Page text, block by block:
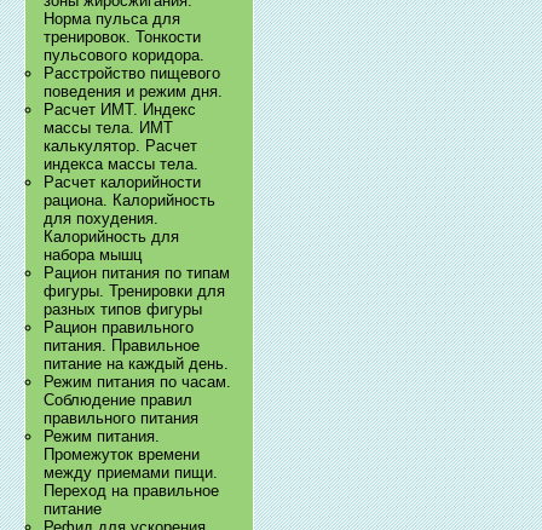
Норма пульса для
тренировок. Тонкости
пульсового коридора.
Расстройство пищевого
поведения и режим дня.
Расчет ИМТ. Индекс
массы тела. ИМТ
калькулятор. Расчет
индекса массы тела.
Расчет калорийности
рациона. Калорийность
для похудения.
Калорийность для
набора мышц
Рацион питания по типам
фигуры. Тренировки для
разных типов фигуры
Рацион правильного
питания. Правильное
питание на каждый день.
Режим питания по часам.
Соблюдение правил
правильного питания
Режим питания.
Промежуток времени
между приемами пищи.
Переход на правильное
питание